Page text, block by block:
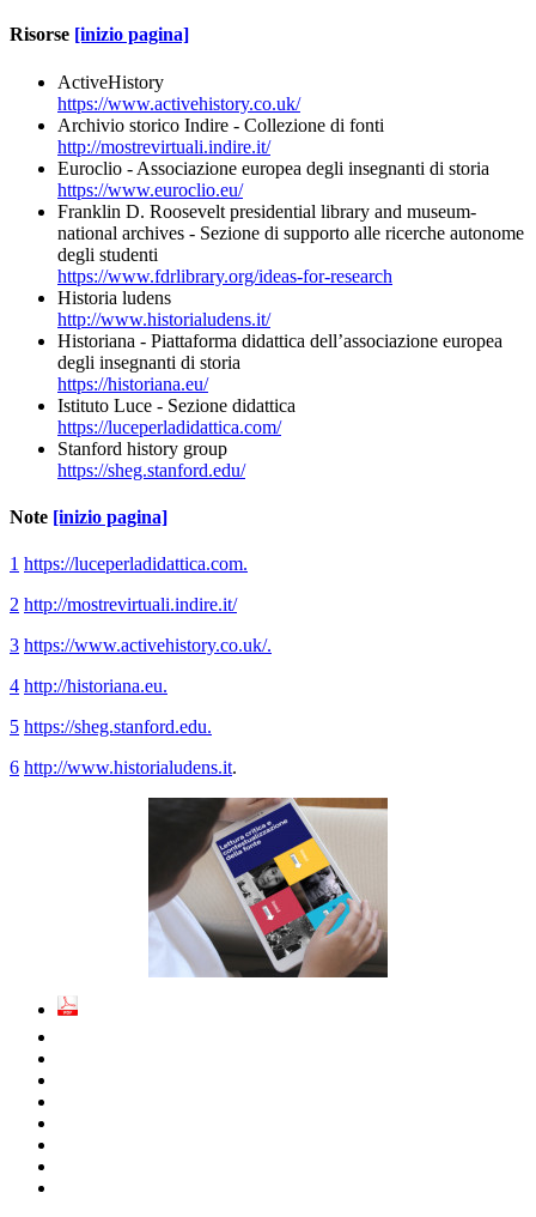
Risorse [inizio pagina]
ActiveHistory
https://www.activehistory.co.uk/
Archivio storico Indire - Collezione di fonti
http://mostrevirtuali.indire.it/
Euroclio - Associazione europea degli insegnanti di storia
https://www.euroclio.eu/
Franklin D. Roosevelt presidential library and museum-
national archives - Sezione di supporto alle ricerche autonome
degli studenti
https://www.fdrlibrary.org/ideas-for-research
Historia ludens
http://www.historialudens.it/
Historiana - Piattaforma didattica dell’associazione europea
degli insegnanti di storia
https://historiana.eu/
Istituto Luce - Sezione didattica
https://luceperladidattica.com/
Stanford history group
https://sheg.stanford.edu/
Note [inizio pagina]
1 https://luceperladidattica.com.
2 http://mostrevirtuali.indire.it/
3 https://www.activehistory.co.uk/.
4 http://historiana.eu.
5 https://sheg.stanford.edu.
6 http://www.historialudens.it.